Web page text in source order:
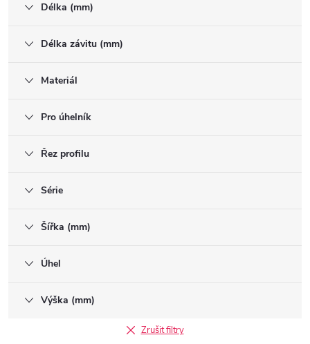
Délka (mm)
Délka závitu (mm)
Materiál
Pro úhelník
Řez profilu
Série
Šířka (mm)
Úhel
Výška (mm)
Zrušit filtry